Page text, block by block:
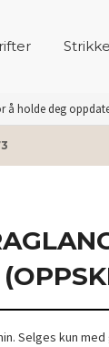
å holde deg
Selges kun